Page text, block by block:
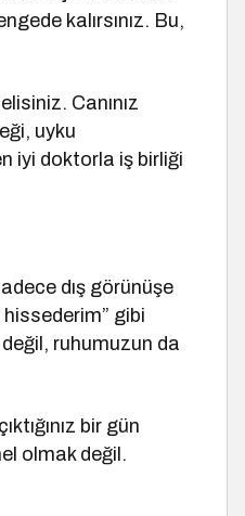
kalırsınız. Bu,
Canınız
uyku
iyi doktorla iş birliği
dış görünüşe
gibi
ruhumuzun da
bir gün
olmak değil.